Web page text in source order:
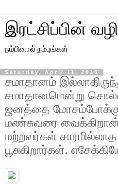
இரட்சிப்பின் வழி
நம்பினால் நம்புங்கள்
Saturday, April 11, 2015
சமாதானம்
சமாதானமென்று
ஜனத்தை
மண்சுவரை
மற்றவர்கள்
பூசுகிறார்கள்.